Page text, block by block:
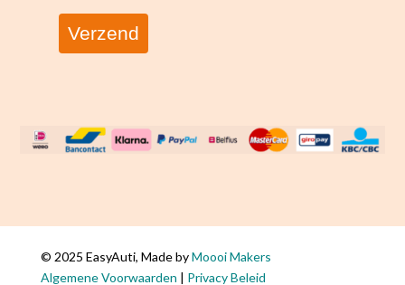
Verzend
© 2025 EasyAuti, Made byMoooi Makers
Algemene Voorwaarden | Privacy Beleid